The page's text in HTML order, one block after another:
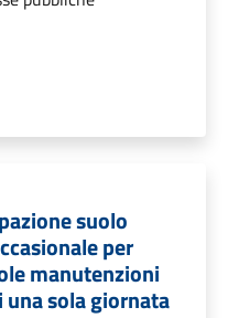
suolo
per
manutenzioni
sola giornata